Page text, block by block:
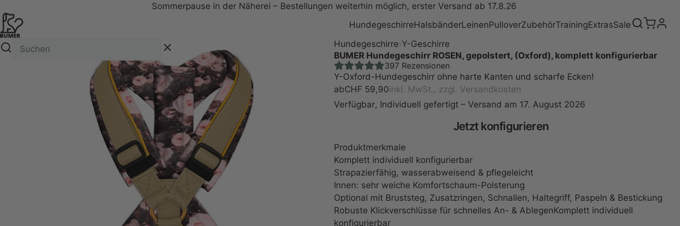
Sommerpause in der Näherei – Bestellungen weiterhin möglich, erster Versand ab 17.8.26
HundegeschirreHalsbänderLeinenPulloverZubehörTrainingExtrasSale
Hundegeschirre›Y-Geschirre
BUMER Hundegeschirr ROSEN, gepolstert, (Oxford), komplett konfigurierbar
397 Rezensionen
Y-Oxford-Hundegeschirr ohne harte Kanten und scharfe Ecken!
abCHF 59,90inkl. MwSt., zzgl. Versandkosten
Verfügbar, Individuell gefertigt – Versand am 17. August 2026
the
Configure
button
to
Jetzt konfigurieren
Produktmerkmale
Komplett individuell konfigurierbar
Strapazierfähig, wasserabweisend & pflegeleicht
Innen: sehr weiche Komfortschaum-Polsterung
Optional mit Bruststeg, Zusatzringen, Schnallen, Haltegriff, Paspeln & Bestickung
Robuste Klickverschlüsse für schnelles An- & AblegenKomplett individuell
konfigurierbar